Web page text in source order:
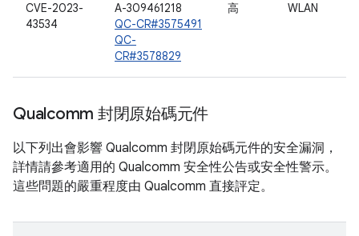
CVE-2023-
43534
A-309461218
QC-CR#3575491
QC-
CR#3578829
高 WLAN
Qualcomm 封閉原始碼元件
以下列出會影響 Qualcomm 封閉原始碼元件的安全漏洞，
詳情請參考適用的 Qualcomm 安全性公告或安全性警示。
這些問題的嚴重程度由 Qualcomm 直接評定。